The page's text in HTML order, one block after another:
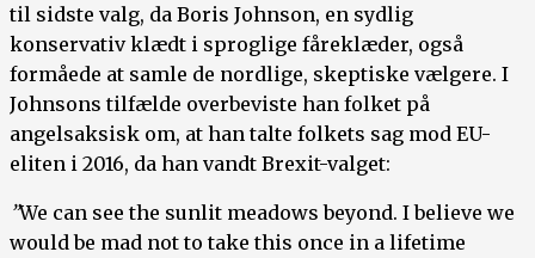
til sidste valg, da Boris Johnson, en sydlig
konservativ klædt i sproglige fåreklæder, også
formåede at samle de nordlige, skeptiske vælgere. I
Johnsons tilfælde overbeviste han folket på
angelsaksisk om, at han talte folkets sag mod EU-
eliten i 2016, da han vandt Brexit-valget:
”We can see the sunlit meadows beyond. I believe we
would be mad not to take this once in a lifetime